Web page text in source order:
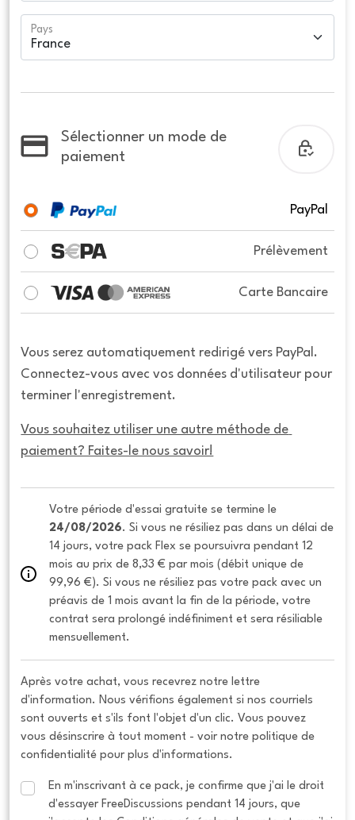
Pays
Sélectionner un mode de
paiement
PayPal
Prélèvement
Carte Bancaire
Vous serez automatiquement redirigé vers PayPal.
Connectez-vous avec vos données d'utilisateur pour
terminer l'enregistrement.
Vous souhaitez utiliser une autre méthode de
paiement? Faites-le nous savoir!
24/08/2026. Si vous ne résiliez pas dans un délai de
14 jours, votre pack Flex se poursuivra pendant 12
mois au prix de 8,33 € par mois (débit unique de
99,96 €). Si vous ne résiliez pas votre pack avec un
préavis de 1 mois avant la fin de la période, votre
contrat sera prolongé indéfiniment et sera résiliable
mensuellement.
Après votre achat, vous recevrez notre lettre
d'information. Nous vérifions également si nos courriels
sont ouverts et s'ils font l'objet d'un clic. Vous pouvez
vous désinscrire à tout moment - voir notre politique de
confidentialité pour plus d'informations.
En m'inscrivant à ce pack, je confirme que j'ai le droit
d'essayer FreeDiscussions pendant 14 jours, que